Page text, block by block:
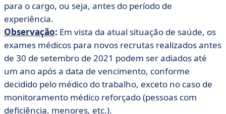
para o cargo, ou seja, antes do período de
experiência.
Observação: Em vista da atual situação de saúde, os
exames médicos para novos recrutas realizados antes
de 30 de setembro de 2021 podem ser adiados até
um ano após a data de vencimento, conforme
decidido pelo médico do trabalho, exceto no caso de
monitoramento médico reforçado (pessoas com
deficiência, menores, etc.).